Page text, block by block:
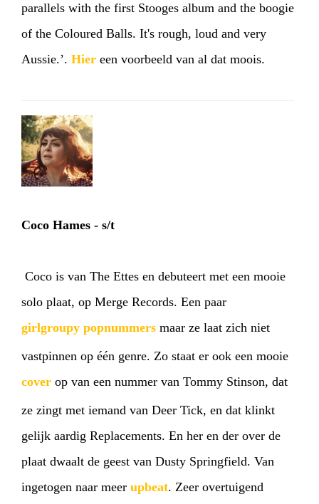
parallels with the first Stooges album and the boogie
of the Coloured Balls. It's rough, loud and very
Aussie.’. Hier een voorbeeld van al dat moois.
Coco Hames - s/t
Coco is van The Ettes en debuteert met een mooie
solo plaat, op Merge Records. Een paar
girlgroupy popnummers maar ze laat zich niet
vastpinnen op één genre. Zo staat er ook een mooie
cover op van een nummer van Tommy Stinson, dat
ze zingt met iemand van Deer Tick, en dat klinkt
gelijk aardig Replacements. En her en der over de
plaat dwaalt de geest van Dusty Springfield. Van
ingetogen naar meer upbeat. Zeer overtuigend